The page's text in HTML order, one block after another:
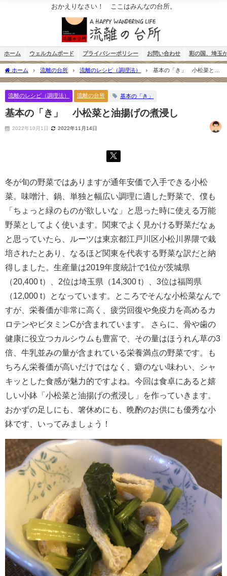
おかえりなさい！ ここはみんなの台所。
ホーム ウェルカムボード プライバシーポリシー お問い合わせ 彩の国、埼玉
ホーム 流離の台所 流離のレシピ（調理法）
基本の「き」 小松菜と油
揚げの煮浸し
流離のレシピ（調理法） 流離の台所 基本の「き」
基本の「き」 小松菜と油揚げの煮浸し
2022年10月1日 2022年11月14日
冬が旬の野菜ではありますが通年安価で入手できる小松
菜。味噌汁、鍋、単独と幅広い調理に適した野菜で、僕も
「ちょっと緑のものが欲しいな」と思った時に使える万能
野菜としてよく使います。関東でよく見かける野菜だなぁ
と思っていたら、ルーツは東京都江戸川区小松川界隈で栽
培されたとあり、なるほど関東を代表する野菜な訳だと納
得しました。生産量は2019年度統計で1位が茨城県
（20,400 t）、2位は埼玉県（14,300 t）、3位は福岡県
（12,000 t）となっています。ところでそんな小松菜なんで
すが、栄養価が非常に高く、疲労回復や免疫力を高めるカ
ロテンやビタミンCが含まれています。 さらに、骨や歯の
健康に役立つカルシウムも豊富で、その量はほうれん草の3
倍、牛乳並みの量が含まれている栄養満点の野菜です。も
ちろん栄養価が高いだけではなく、癖のない味わい、シャ
キッとした食感が魅力的ですよね。今回は食卓にあると嬉
しい小鉢「小松菜と油揚げの煮浸し」を作っていきます。
おかずの足しにも、箸休めにも、晩酌のお供にも優秀な小
鉢です、いってみましょう！